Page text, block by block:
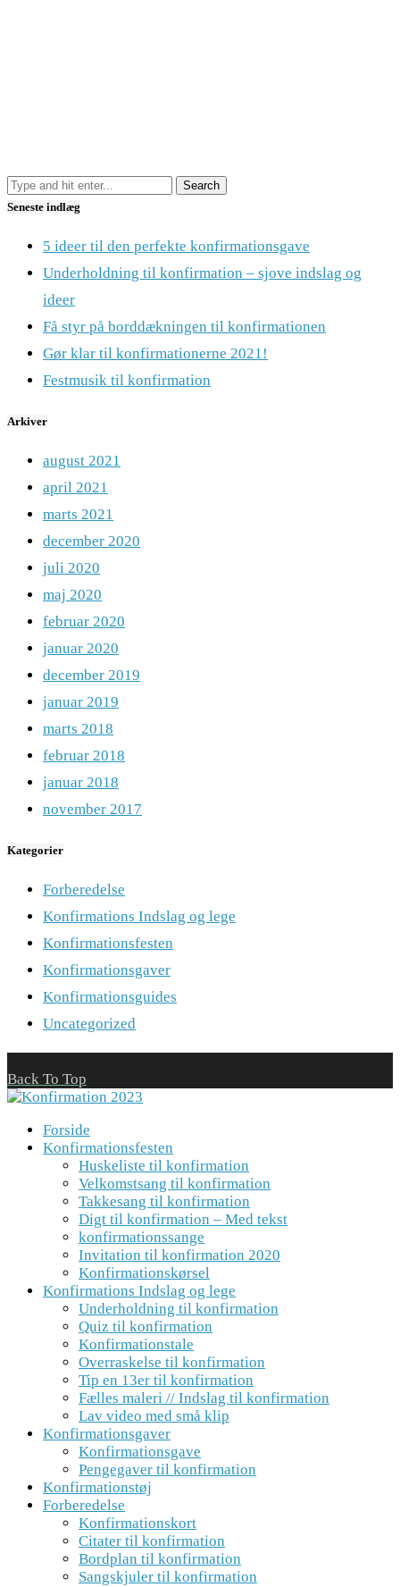
Seneste indlæg
5 ideer til den perfekte konfirmationsgave
Underholdning til konfirmation – sjove indslag og
ideer
Få styr på borddækningen til konfirmationen
Gør klar til konfirmationerne 2021!
Festmusik til konfirmation
Arkiver
august 2021
april 2021
marts 2021
december 2020
juli 2020
maj 2020
februar 2020
januar 2020
december 2019
januar 2019
marts 2018
februar 2018
januar 2018
november 2017
Kategorier
Forberedelse
Konfirmations Indslag og lege
Konfirmationsfesten
Konfirmationsgaver
Konfirmationsguides
Uncategorized
Back To Top
Forside
Konfirmationsfesten
Huskeliste til konfirmation
Velkomstsang til konfirmation
Takkesang til konfirmation
Digt til konfirmation – Med tekst
konfirmationssange
Invitation til konfirmation 2020
Konfirmationskørsel
Konfirmations Indslag og lege
Underholdning til konfirmation
Quiz til konfirmation
Konfirmationstale
Overraskelse til konfirmation
Tip en 13er til konfirmation
Fælles maleri // Indslag til konfirmation
Lav video med små klip
Konfirmationsgaver
Konfirmationsgave
Pengegaver til konfirmation
Konfirmationstøj
Forberedelse
Konfirmationskort
Citater til konfirmation
Bordplan til konfirmation
Sangskjuler til konfirmation